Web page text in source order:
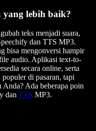
yang lebih baik?
teks menjadi suara,
dan TTS MP3.
bisa mengonversi hampir
audio. Aplikasi text-to-
secara online, serta
di pasaran, tapi
Ada beberapa poin
dan TTS MP3.